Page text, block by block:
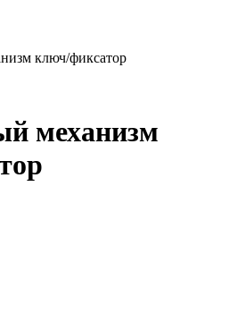
ключ/фиксатор
механизм